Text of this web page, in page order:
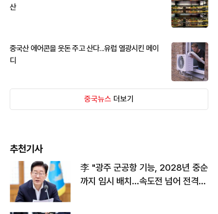
산
중국산 에어콘을 웃돈 주고 산다...유럽 열광시킨 메이
디
중국뉴스 더보기
추천기사
李 "광주 군공항 기능, 2028년 중순
까지 임시 배치…속도전 넘어 전격